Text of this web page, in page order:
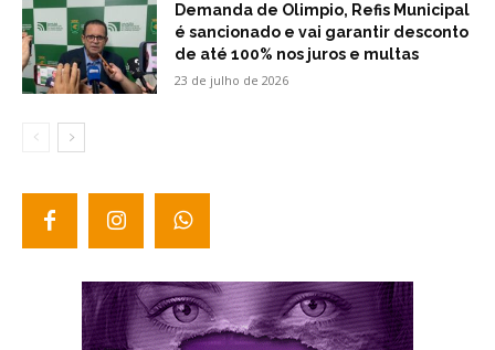
Demanda de Olimpio, Refis Municipal
é sancionado e vai garantir desconto
de até 100% nos juros e multas
23 de julho de 2026